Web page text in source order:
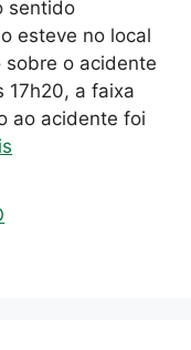
sentido
esteve no local
sobre o acidente
17h20, a faixa
ao acidente foi